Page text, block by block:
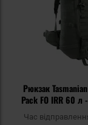
Рюкзак
Pack FO IRR 60 л
Час